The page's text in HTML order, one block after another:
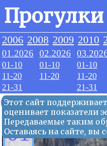
2006 2008 2009 2010
01.2026
01-10
11-20
21-31
02.2026
01-10
11-20
01-10
11-20
21-31
Этот сайт
оценивает показатели
Передаваемые таким
Оставаясь на сайте,
02.2026
01